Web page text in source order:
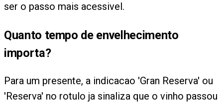
ser o passo mais acessivel.
Quanto tempo de envelhecimento
importa?
Para um presente, a indicacao 'Gran Reserva' ou
'Reserva' no rotulo ja sinaliza que o vinho passou